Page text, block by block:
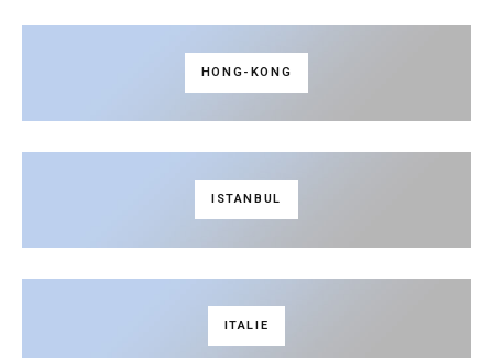
HONG-KONG
ISTANBUL
ITALIE